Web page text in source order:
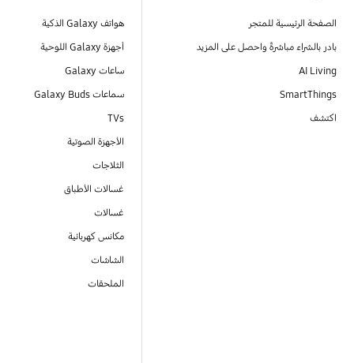
الصفحة الرئيسية للمتجر
بادر بالشراء مباشرةً واحصل على المزيد
AI Living
SmartThings
اكتشف
هواتف Galaxy الذكية
أجهزة Galaxy اللوحية
ساعات Galaxy
سماعات Galaxy Buds
TVs
الأجهزة الصوتية
الثلاجات
غسالات الأطباق
غسالات
مكانس كهربائية
الشاشات
الملحقات